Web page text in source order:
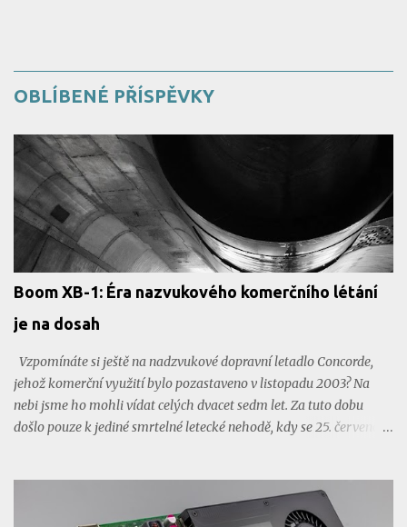
OBLÍBENÉ PŘÍSPĚVKY
Boom XB-1: Éra nazvukového komerčního létání
je na dosah
Vzpomínáte si ještě na nadzvukové dopravní letadlo Concorde,
jehož komerční využití bylo pozastaveno v listopadu 2003? Na
nebi jsme ho mohli vídat celých dvacet sedm let. Za tuto dobu
došlo pouze k jediné smrtelné letecké nehodě, kdy se 25. července
začíná tlačit nové, a ta letadlo XB-1, které také směřuje
k překonání rychlosti zvuku. Aktuálně překročilo svůj rychlostní